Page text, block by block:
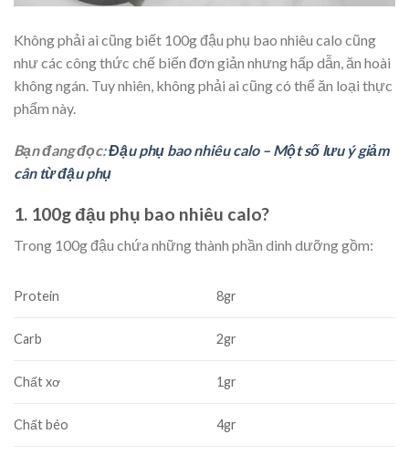
Không phải ai cũng biết 100g đậu phụ bao nhiêu calo cũng
như các công thức chế biến đơn giản nhưng hấp dẫn, ăn hoài
không ngán. Tuy nhiên, không phải ai cũng có thể ăn loại thực
phẩm này.
Bạn đang đọc:Đậu phụ bao nhiêu calo – Một số lưu ý giảm
cân từ đậu phụ
1. 100g đậu phụ bao nhiêu calo?
Trong 100g đậu chứa những thành phần dinh dưỡng gồm:
Protein 8gr
Carb 2gr
Chất xơ 1gr
Chất béo 4gr